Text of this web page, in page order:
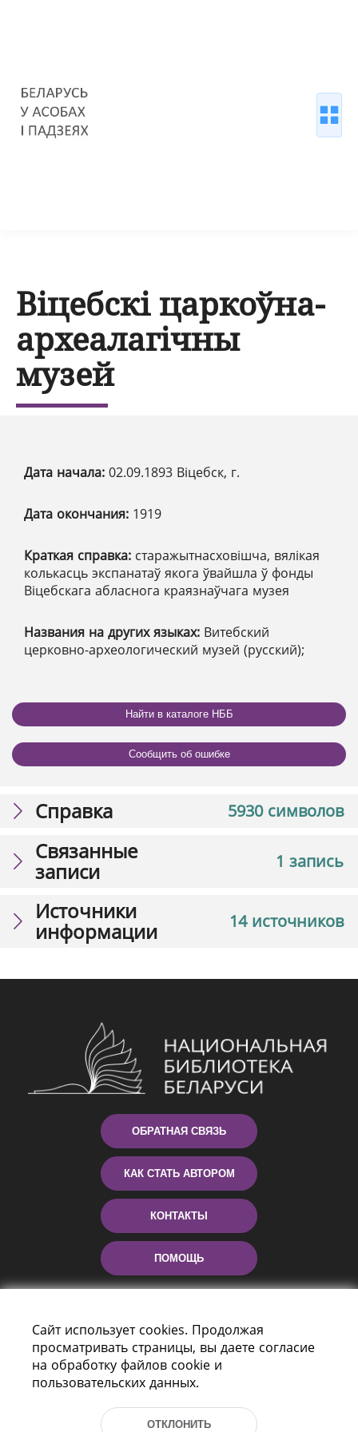
Віцебскі царкоўна-
археалагічны
музей
Дата начала: 02.09.1893 Віцебск, г.
Дата окончания: 1919
Краткая справка: старажытнасховішча, вялікая
колькасць экспанатаў якога ўвайшла ў фонды
Віцебскага абласнога краязнаўчага музея
Названия на других языках: Витебский
церковно-археологический музей (русский);
Найти в каталоге НББ
Сообщить об ошибке
5930 символов
Справка
1 запись
Связанные
записи
14 источников
Источники
информации
ОБРАТНАЯ СВЯЗЬ
КАК СТАТЬ АВТОРОМ
КОНТАКТЫ
ПОМОЩЬ
Пр-т Независимости 116
г. Минск, Республика Беларусь, 220114
Сайт использует cookies. Продолжая
просматривать страницы, вы даете согласие
на обработку файлов cookie и
пользовательских данных.
ОТКЛОНИТЬ